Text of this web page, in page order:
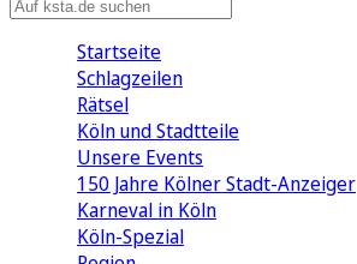
Startseite
Schlagzeilen
Rätsel
Köln und Stadtteile
Unsere Events
150 Jahre Kölner Stadt-Anzeiger
Karneval in Köln
Köln-Spezial